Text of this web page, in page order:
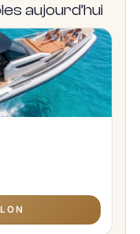
aujourd’hui